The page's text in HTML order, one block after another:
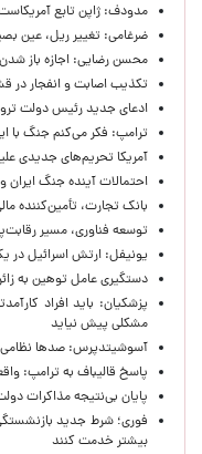
مدودف: ژاپن تابع
ضرغامی: تغییر ریل، عین
محسن رضایی: اجازه باز
تکذیب اصابت و انفجار در
ادعای جدید رئیس دولت
ترامپ: فکر می‌کنم جنگ با
آمریکا تحریم‌های جدیدی
احتمالات آینده جنگ
بانک تجارت، تأمین‌کننده مالی پروژه
توسعه فناوری، مسیر
یونیفل: ارتش اسرائیل در یک روز ۱۱۳ توپ به جنوب لبنان
دستگیری عامل توهین به
پزشکیان: باید افراد
مشکلی پیش نیاید
آسوشیتدپرس: صدها نظامی
پاسخ قالیباف به ترامپ:
پایان بی‌نتیجه مذاکرات
بیشتر خدمت کنند